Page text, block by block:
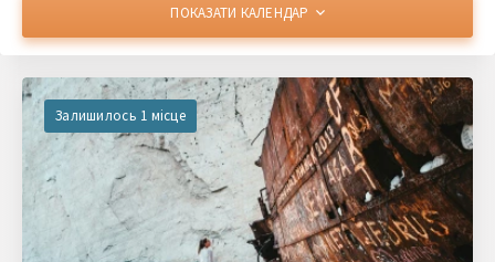
ПОКАЗАТИ КАЛЕНДАР
Залишилось 1 місце